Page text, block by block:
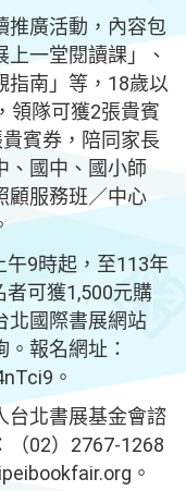
推廣活動，內容包
一堂閱讀課」、
指南」等，18歲以
領隊可獲2張貴賓
賓券，陪同家長
、國中、國小師
顧服務班／中心
午9時起，至113年
可獲1,500元購
北國際書展網站
報名網址：
。
台北書展基金會諮
（02）2767-1268
。